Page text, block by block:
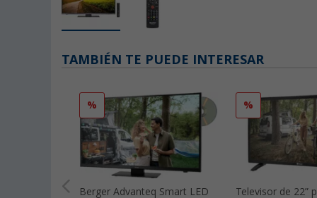
TAMBIÉN TE PUEDE INTERESAR
%
Berger Advanteq Smart LED
%
Televisor de 22”